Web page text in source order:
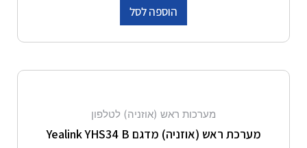
הוספה לסל
מערכות ראש (אוזניה) לטלפון
מערכת ראש (אוזניה) מדגם Yealink YHS34 B